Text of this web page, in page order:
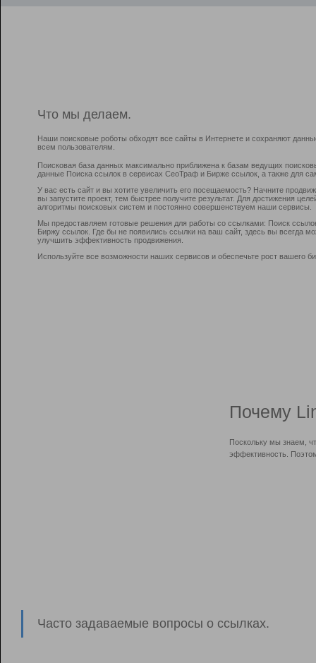
Что мы делаем.
Наши поисковые роботы обходят все сайты в Интернете и сохраняют
всем пользователям.
Поисковая база данных максимально приближена к базам ведущих
данные Поиска ссылок в сервисах СеоТраф и Бирже ссылок, а также для
У вас есть сайт и вы хотите увеличить его посещаемость? Начните
вы запустите проект, тем быстрее получите результат. Для достижения
алгоритмы поисковых систем и постоянно совершенствуем наши сервисы.
Мы предоставляем готовые решения для работы со ссылками: Поиск
Биржу ссылок. Где бы не появились ссылки на ваш сайт, здесь вы всегда
улучшить эффективность продвижения.
Используйте все возможности наших сервисов и обеспечьте рост вашего
Почему
Поскольку мы знаем,
эффективность.
Часто задаваемые вопросы о ссылках.